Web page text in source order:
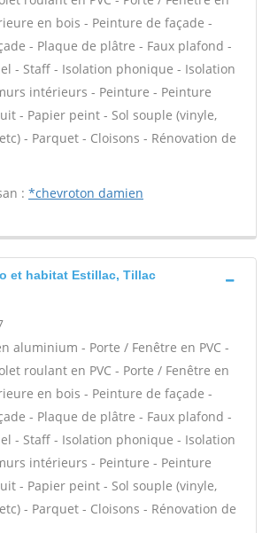
en bois - Peinture de façade -
- Plaque de plâtre - Faux plafond -
- Staff - Isolation phonique - Isolation
intérieurs - Peinture - Peinture
- Papier peint - Sol souple (vinyle,
- Parquet - Cloisons - Rénovation de
: *chevroton damien
et habitat Estillac, Tillac
aluminium - Porte / Fenêtre en PVC -
roulant en PVC - Porte / Fenêtre en
en bois - Peinture de façade -
- Plaque de plâtre - Faux plafond -
- Staff - Isolation phonique - Isolation
intérieurs - Peinture - Peinture
- Papier peint - Sol souple (vinyle,
- Parquet - Cloisons - Rénovation de